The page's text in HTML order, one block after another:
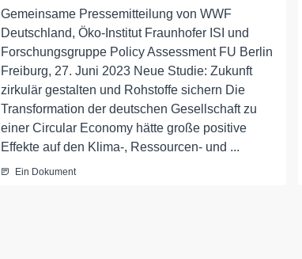
Gemeinsame Pressemitteilung von WWF
Deutschland, Öko-Institut Fraunhofer ISI und
Forschungsgruppe Policy Assessment FU Berlin
Freiburg, 27. Juni 2023 Neue Studie: Zukunft
zirkulär gestalten und Rohstoffe sichern Die
Transformation der deutschen Gesellschaft zu
einer Circular Economy hätte große positive
Effekte auf den Klima-, Ressourcen- und ...
Ein Dokument